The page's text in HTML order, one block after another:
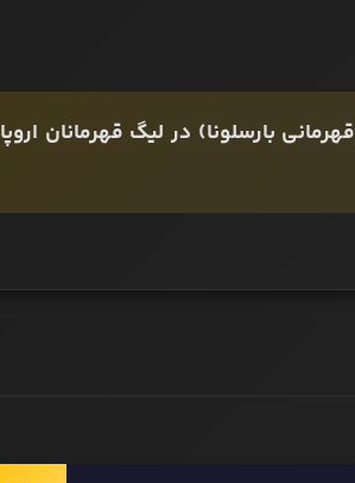
تیم‌های کشور اسپانیا با 18 قهرمانی (13 قهرمانی رئال مادرید و 5 قهرمانی بارسلونا) در لیگ قهرمانان اروپا